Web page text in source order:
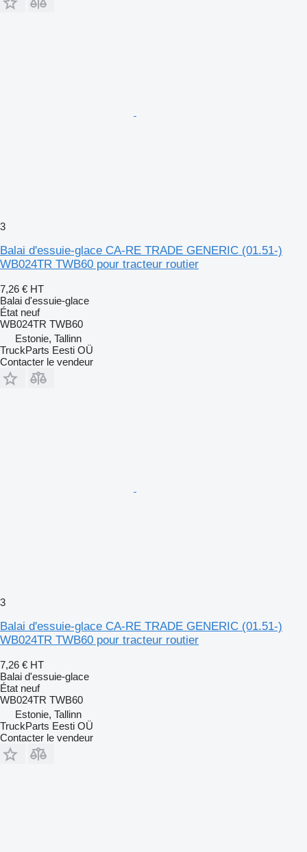
3
Balai d'essuie-glace CA-RE TRADE GENERIC (01.51-)
WB024TR TWB60 pour tracteur routier
7,26 € HT
Balai d'essuie-glace
État neuf
WB024TR TWB60
Estonie, Tallinn
TruckParts Eesti OÜ
Contacter le vendeur
3
Balai d'essuie-glace CA-RE TRADE GENERIC (01.51-)
WB024TR TWB60 pour tracteur routier
7,26 € HT
Balai d'essuie-glace
État neuf
WB024TR TWB60
Estonie, Tallinn
TruckParts Eesti OÜ
Contacter le vendeur